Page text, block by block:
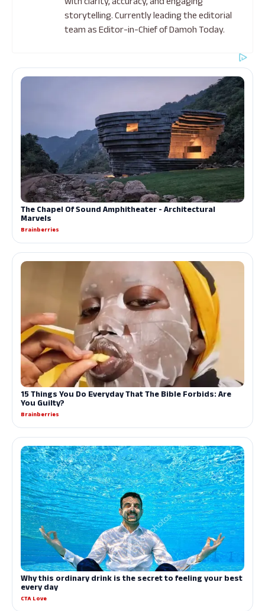
storytelling. Currently leading the editorial
team as Editor-in-Chief of Damoh Today.